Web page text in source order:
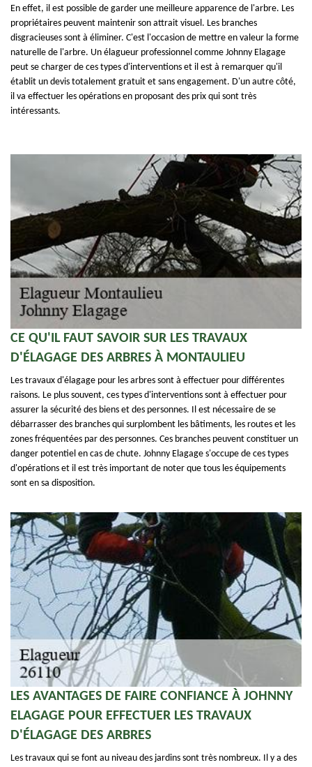
En effet, il est possible de garder une meilleure apparence de l'arbre. Les
propriétaires peuvent maintenir son attrait visuel. Les branches
disgracieuses sont à éliminer. C'est l'occasion de mettre en valeur la forme
naturelle de l'arbre. Un élagueur professionnel comme Johnny Elagage
peut se charger de ces types d'interventions et il est à remarquer qu'il
établit un devis totalement gratuit et sans engagement. D'un autre côté,
il va effectuer les opérations en proposant des prix qui sont très
intéressants.
CE QU'IL FAUT SAVOIR SUR LES TRAVAUX
D'ÉLAGAGE DES ARBRES À MONTAULIEU
Les travaux d'élagage pour les arbres sont à effectuer pour différentes
raisons. Le plus souvent, ces types d'interventions sont à effectuer pour
assurer la sécurité des biens et des personnes. Il est nécessaire de se
débarrasser des branches qui surplombent les bâtiments, les routes et les
zones fréquentées par des personnes. Ces branches peuvent constituer un
danger potentiel en cas de chute. Johnny Elagage s'occupe de ces types
d'opérations et il est très important de noter que tous les équipements
sont en sa disposition.
LES AVANTAGES DE FAIRE CONFIANCE À JOHNNY
ELAGAGE POUR EFFECTUER LES TRAVAUX
D'ÉLAGAGE DES ARBRES
Les travaux qui se font au niveau des jardins sont très nombreux. Il y a des